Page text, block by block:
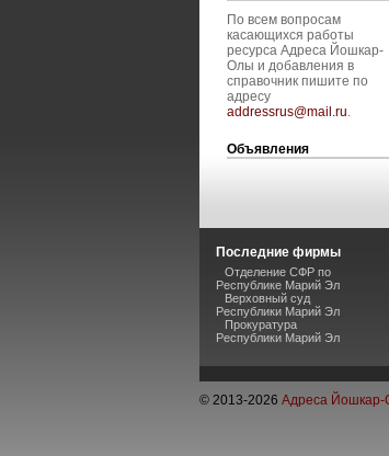
По всем вопросам
касающихся работы
ресурса Адреса Йошкар-
Олы и добавления в
справочник пишите по
адресу
addressrus@mail.ru.
Объявления
Последние фирмы
Отделение СФР по
Республике Марий Эл
Верховный суд
Республики Марий Эл
Прокуратура
Республики Марий Эл
© 2013-2026 Адреса